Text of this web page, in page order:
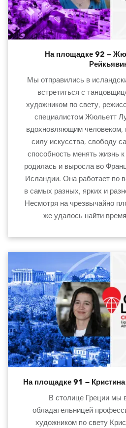
На площадке 92 —
Мы отправились в
встретиться с
художником по свету,
специалистом Жюльетт
вдохновляющим человеком,
силу искусства, свободу
способность менять жизнь
родилась и выросла во
Исландии. Она работает по
в самых разных, ярких и
Несмотря на чрезвычайно
же удалось найти
На площадке 91 —
В столице Греции мы
обладательницей
художником по свету